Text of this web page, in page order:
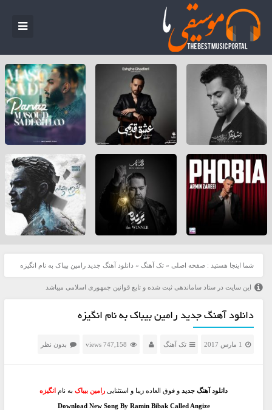
شما اینجا هستید : صفحه اصلی » تک آهنگ » دانلود آهنگ جدید رامین بیباک به نام انگیزه
این سایت در ستاد ساماندهی ثبت شده و تابع قوانین جمهوری اسلامی میباشد
دانلود آهنگ جدید رامین بیباک به نام انگیزه
1 مارس 2017 تک آهنگ 747,158 views بدون نظر
دانلود آهنگ جدیدو فوق العاده زیبا و استثناییرامین بیباکبه نام انگیزه
Download New Song By Ramin Bibak Called Angize